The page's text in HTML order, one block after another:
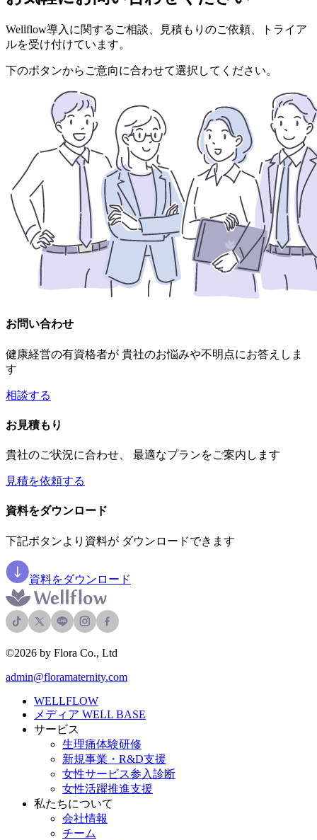
Wellflow導入に関するご相談、見積もりのご依頼、トライア
ルを受け付けています。
下のボタンからご意向に合わせて選択してください。
お問い合わせ
健康経営の有資格者が 貴社のお悩みや不明点にお答えしま
す
相談する
お見積もり
貴社のご状況に合わせ、 最適なプランをご案内します
見積を依頼する
資料をダウンロード
下記ボタンより資料が ダウンロードできます
資料をダウンロード
©2026 by Flora Co., Ltd
admin@floramaternity.com
WELLFLOW
メディア WELL BASE
サービス
生理痛体験研修
新規事業・R&D支援
女性サービス参入診断
女性活躍推進支援
私たちについて
会社情報
チーム